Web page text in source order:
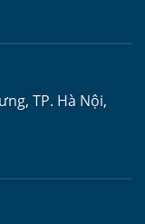
TP. Hà Nội,